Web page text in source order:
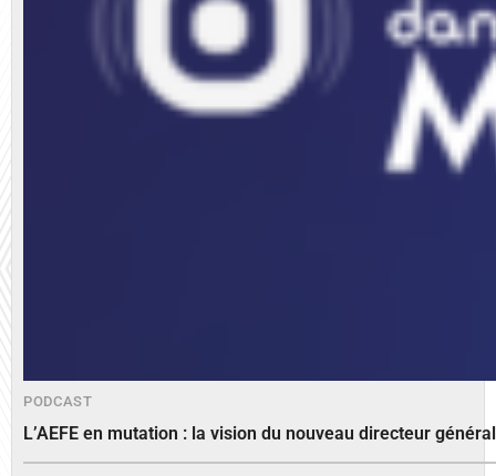
PODCAST
L’AEFE en mutation : la vision du nouveau directeur